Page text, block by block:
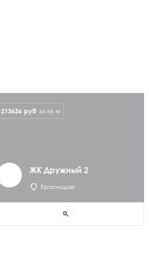
ЖК Дружный 2
Краснодар
213636 руб за кв.м
zoom_in